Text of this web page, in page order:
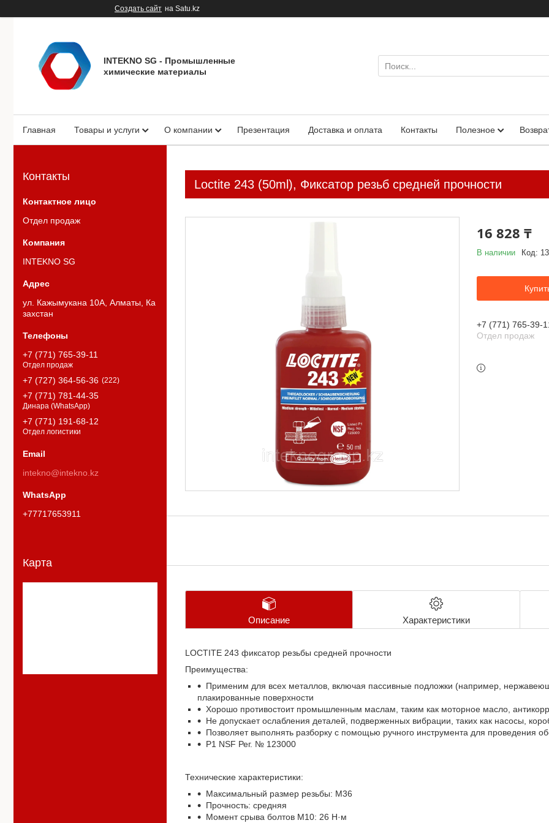
Создать сайт на Satu.kz
INTEKNO SG - Промышленные
химические материалы
Главная Товары и услуги О компании Презентация Доставка и оплата Контакты Полезное
Loctite 243 (50ml), Фиксатор резьб средней прочности
16 828 ₸
В наличии Код:
+7 (771) 765-39-
Отдел продаж
Описание Характеристики
LOCTITE 243 фиксатор резьбы средней прочности
Преимущества:
Применим для всех металлов, включая пассивные подложки (например,
плакированные поверхности
Хорошо противостоит промышленным маслам, таким как моторное масло,
Не допускает ослабления деталей, подверженных вибрации, таких как насосы,
Позволяет выполнять разборку с помощью ручного инструмента для проведения
P1 NSF Рег. № 123000
Технические характеристики:
Максимальный размер резьбы: M36
Прочность: средняя
Момент срыва болтов М10: 26 Н·м
Контакты
Отдел продаж
INTEKNO SG
ул. Кажымукана 10А, Алматы, Ка
захстан
+7 (771) 765-39-11
Отдел продаж
+7 (727) 364-56-36 222
+7 (771) 781-44-35
Динара (WhatsApp)
+7 (771) 191-68-12
Отдел логистики
intekno@intekno.kz
+77717653911
Карта